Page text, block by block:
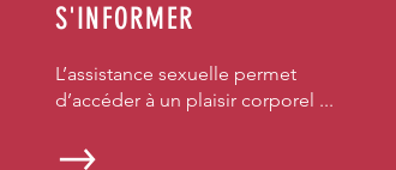
S'INFORMER
L’assistance sexuelle permet
d’accéder à un plaisir corporel ...